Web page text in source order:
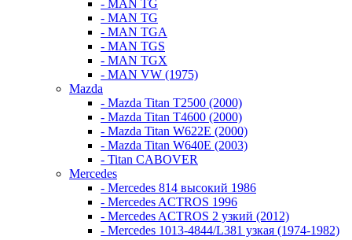
- MAN TG
- MAN TG
- MAN TGA
- MAN TGS
- MAN TGX
- MAN VW (1975)
Mazda
- Mazda Titan T2500 (2000)
- Mazda Titan T4600 (2000)
- Mazda Titan W622E (2000)
- Mazda Titan W640E (2003)
- Titan CABOVER
Mercedes
- Mercedes 814 высокий 1986
- Mercedes ACTROS 1996
- Mercedes ACTROS 2 узкий (2012)
- Mercedes 1013-4844/L381 узкая (1974-1982)